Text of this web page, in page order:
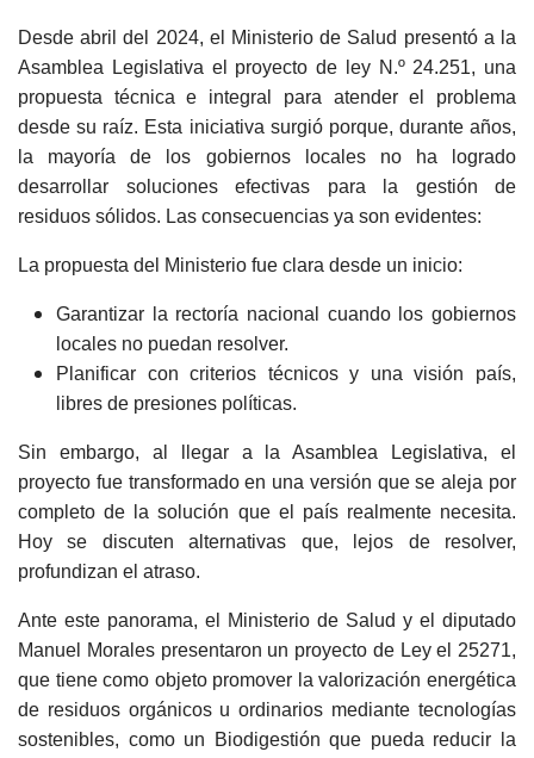
Desde abril del 2024, el Ministerio de Salud presentó a la
Asamblea Legislativa el proyecto de ley N.º 24.251, una
propuesta técnica e integral para atender el problema
desde su raíz. Esta iniciativa surgió porque, durante años,
la mayoría de los gobiernos locales no ha logrado
desarrollar soluciones efectivas para la gestión de
residuos sólidos. Las consecuencias ya son evidentes:
La propuesta del Ministerio fue clara desde un inicio:
Garantizar la rectoría nacional cuando los gobiernos
locales no puedan resolver.
Planificar con criterios técnicos y una visión país,
libres de presiones políticas.
Sin embargo, al llegar a la Asamblea Legislativa, el
proyecto fue transformado en una versión que se aleja por
completo de la solución que el país realmente necesita.
Hoy se discuten alternativas que, lejos de resolver,
profundizan el atraso.
Ante este panorama, el Ministerio de Salud y el diputado
Manuel Morales presentaron un proyecto de Ley el 25271,
que tiene como objeto promover la valorización energética
de residuos orgánicos u ordinarios mediante tecnologías
sostenibles, como un Biodigestión que pueda reducir la